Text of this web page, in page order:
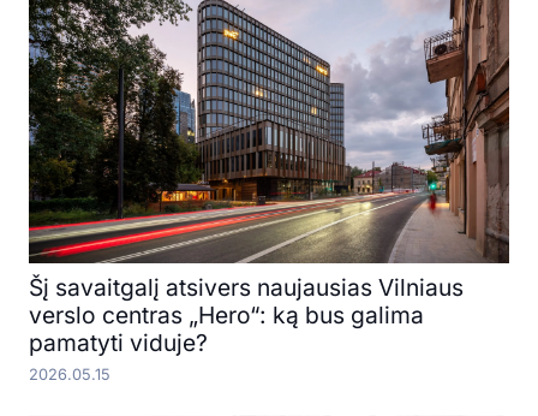
Šį savaitgalį atsivers naujausias Vilniaus
verslo centras „Hero“: ką bus galima
pamatyti viduje?
2026.05.15